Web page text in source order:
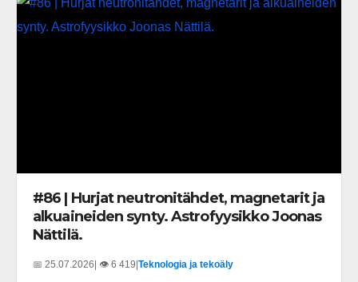
#86 | Hurjat neutronitähdet, magnetarit ja
alkuaineiden synty. Astrofyysikko Joonas
Nättilä.
📅 25.07.2026 | 👁️ 6 419 Teknologia ja tekoäly